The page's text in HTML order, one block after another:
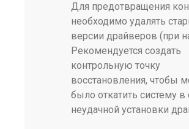
Для предотвращения
необходимо удалять
версии драйверов (при
Рекомендуется создать
контрольную точку
восстановления, чтобы
было откатить систему в
неудачной установки